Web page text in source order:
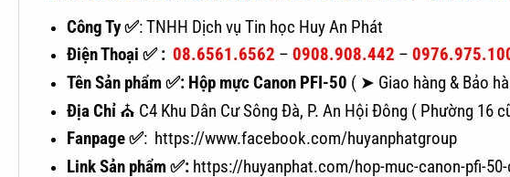
Công Ty ✅: TNHH Dịch vụ Tin học Huy An Phát
Điện Thoại ✅ : 08.6561.6562 – 0908.908.442 –
Tên Sản phẩm ✅: Hộp mực Canon PFI-50 ( ➤ Giao hàng & Bảo
Địa Chỉ ⛪ C4 Khu Dân Cư Sông Đà, P. An Hội Đông ( Phường 16
Fanpage ✅: https://www.facebook.com/huyanphatgroup
Link Sản phẩm ✅: https://huyanphat.com/hop-muc-canon-pfi-